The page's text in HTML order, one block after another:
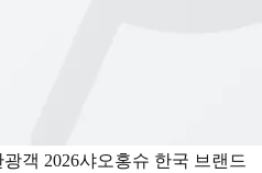
객 2026샤오홍슈 한국 브랜드